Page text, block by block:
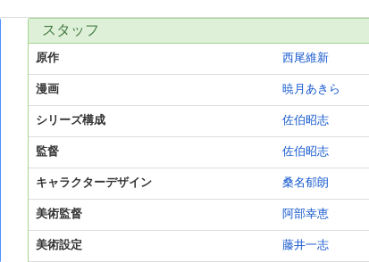
スタッフ
原作 西尾維新
漫画 暁月あきら
シリーズ構成 佐伯昭志
監督 佐伯昭志
キャラクターデザイン 桑名郁朗
美術監督 阿部幸恵
美術設定 藤井一志